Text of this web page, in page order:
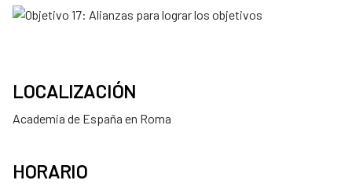
LOCALIZACIÓN
Academia de España en Roma
HORARIO